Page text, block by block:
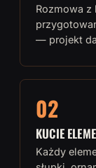
Rozmowa z
— projekt
02
KUCIE
Każdy